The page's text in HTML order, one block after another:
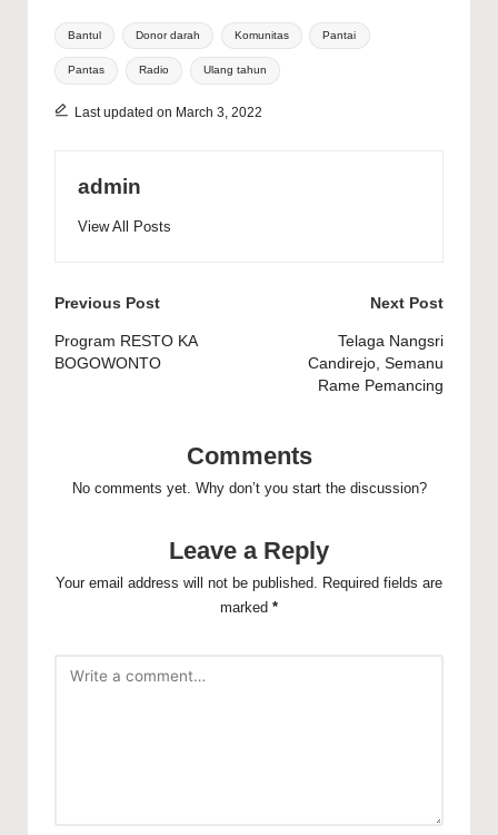
Tags:
Bantul Donor darah Komunitas Pantai
Pantas Radio Ulang tahun
Last updated on March 3, 2022
admin
View All Posts
Post
navigation
Previous Post
Program RESTO KA
BOGOWONTO
Next Post
Telaga Nangsri
Candirejo, Semanu
Rame Pemancing
Comments
No comments yet. Why don’t you start the discussion?
Leave a Reply
Your email address will not be published. Required fields are
marked *